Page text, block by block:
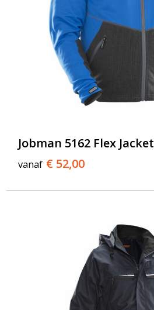
Jobman 5162 Flex Jacket
vanaf € 52,00